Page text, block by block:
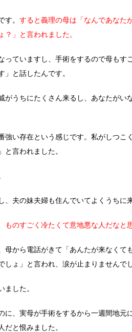
。 すると義理の母は「なんであなた
」と言われました。
ていますし、手術をするので母もす
と話したんです。
がうちにたくさん来るし、あなたがい
い存在という感じです。私がしつこ
言われました。
夫の妹夫婦も住んでいてよくうちに来
のすごく冷たくて意地悪な人だなと
母から電話がきて「あんたが来なくて
ょ」と言われ、涙が止まりませんでし
ました。
に、実母が手術をするから一週間地元
と恨みました。